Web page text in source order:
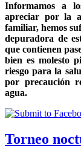
Informamos a
apreciar por la
familiar, hemos
depuradora de
que contienen
bien es molesto
riesgo para la
por precaución
agua.
Torneo